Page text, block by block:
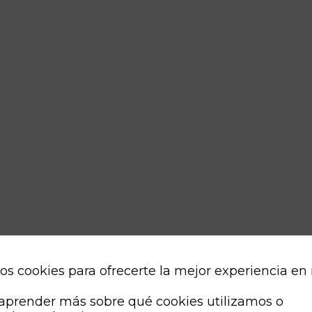
cookies para ofrecerte la mejor experiencia en
más sobre qué cookies utilizamos o